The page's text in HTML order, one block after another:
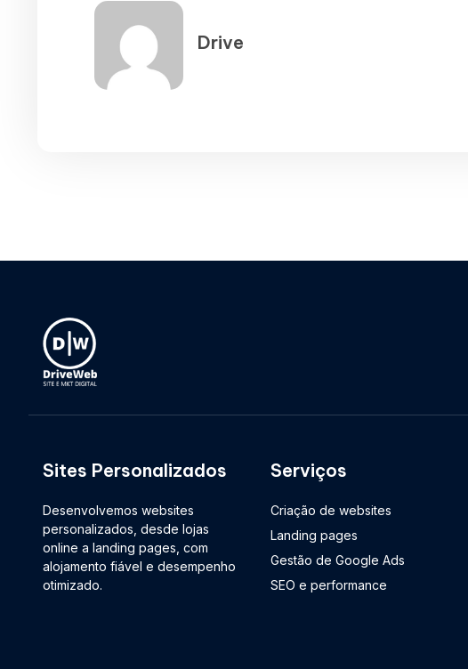
Drive
Sites Personalizados
Desenvolvemos websites
personalizados, desde lojas
online a landing pages, com
alojamento fiável e desempenho
otimizado.
Serviços
Criação de websites
Landing pages
Gestão de Google Ads
SEO e performance